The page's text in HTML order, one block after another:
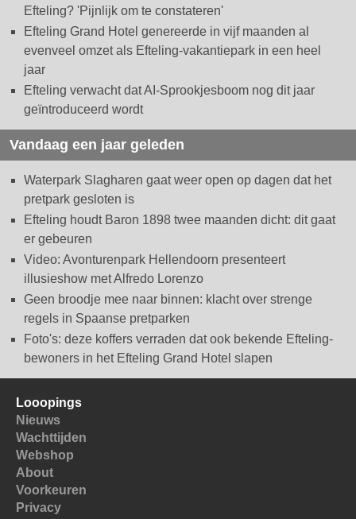
Efteling? 'Pijnlijk om te constateren'
Efteling Grand Hotel genereerde in vijf maanden al
evenveel omzet als Efteling-vakantiepark in een heel
jaar
Efteling verwacht dat AI-Sprookjesboom nog dit jaar
geïntroduceerd wordt
Vandaag een jaar geleden
Waterpark Slagharen gaat weer open op dagen dat het
pretpark gesloten is
Efteling houdt Baron 1898 twee maanden dicht: dit gaat
er gebeuren
Video: Avonturenpark Hellendoorn presenteert
illusieshow met Alfredo Lorenzo
Geen broodje mee naar binnen: klacht over strenge
regels in Spaanse pretparken
Foto's: deze koffers verraden dat ook bekende Efteling-
bewoners in het Efteling Grand Hotel slapen
Looopings
Nieuws
Wachttijden
Webshop
About
Voorkeuren
Privacy